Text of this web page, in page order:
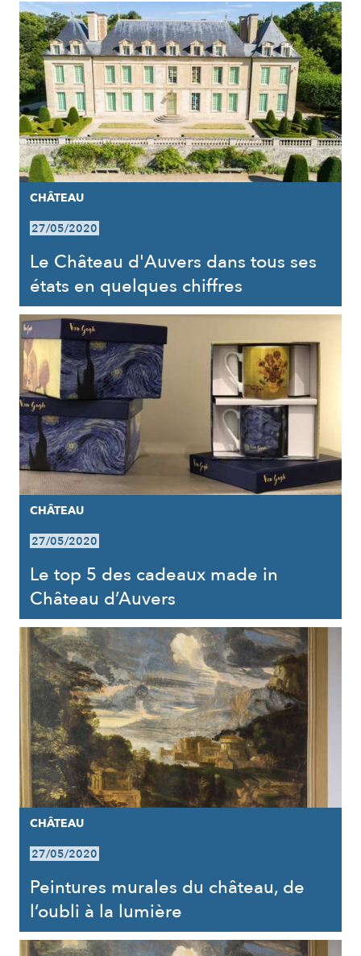
CHÂTEAU
27/05/2020
Le Château d'Auvers dans tous ses
états en quelques chiffres
CHÂTEAU
27/05/2020
Le top 5 des cadeaux made in
Château d’Auvers
CHÂTEAU
27/05/2020
Peintures murales du château, de
l’oubli à la lumière